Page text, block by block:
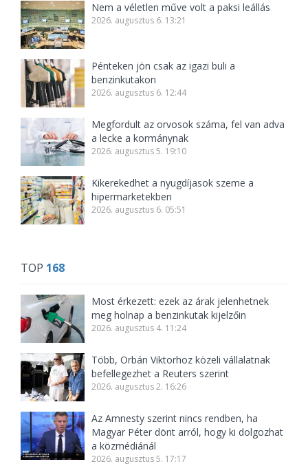
Nem a véletlen műve volt a paksi leállás
2026. augusztus 6. 13:21
Pénteken jön csak az igazi buli a
benzinkutakon
2026. augusztus 6. 12:44
Megfordult az orvosok száma, fel van adva
a lecke a kormánynak
2026. augusztus 5. 19:10
Kikerekedhet a nyugdíjasok szeme a
hipermarketekben
2026. augusztus 6. 05:51
TOP 168
Most érkezett: ezek az árak jelenhetnek
meg holnap a benzinkutak kijelzőin
2026. augusztus 4. 11:24
Több, Orbán Viktorhoz közeli vállalatnak
befellegezhet a Reuters szerint
2026. augusztus 2. 16:26
Az Amnesty szerint nincs rendben, ha
Magyar Péter dönt arról, hogy ki dolgozhat
a közmédiánál
2026. augusztus 5. 17:17